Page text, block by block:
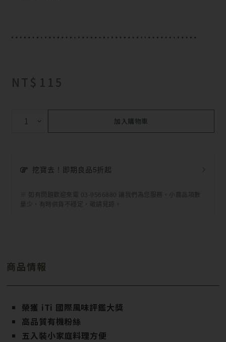
NT$ 115
加入購物車
挖寶去！即期良品5折起
※ 如有問題歡迎來電 03-9566880 讓我們為您服務。小農品項數
量少，有時供貨不穩定，敬請見諒。
商品情報
榮獲 iTi 國際風味評鑑大獎
高品質有機粉絲
五入裝小家庭料理方便